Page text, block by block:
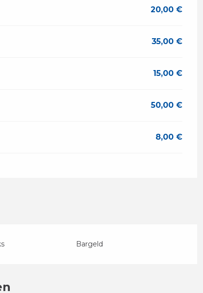
20,00 €
35,00 €
15,00 €
50,00 €
8,00 €
Bargeld